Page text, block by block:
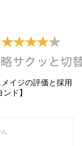
イジの評価と採用
ド】